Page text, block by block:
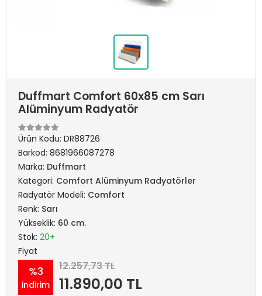
Duffmart Comfort 60x85 cm Sarı
Alüminyum Radyatör
Ürün Kodu: DR88726
Barkod: 8681966087278
Marka: Duffmart
Kategori: Comfort Alüminyum Radyatörler
Radyatör Modeli: Comfort
Renk: Sarı
Yükseklik: 60 cm.
Stok: 20+
Fiyat
%3
indirim
12.257,73 TL
11.890,00 TL